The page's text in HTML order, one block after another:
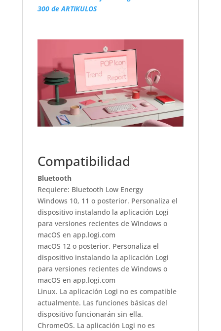
300 de ARTIKULOS
Compatibilidad
Bluetooth
Requiere: Bluetooth Low Energy
Windows 10, 11 o posterior. Personaliza el
dispositivo instalando la aplicación Logi
para versiones recientes de Windows o
macOS en app.logi.com
macOS 12 o posterior. Personaliza el
dispositivo instalando la aplicación Logi
para versiones recientes de Windows o
macOS en app.logi.com
Linux. La aplicación Logi no es compatible
actualmente. Las funciones básicas del
dispositivo funcionarán sin ella.
ChromeOS. La aplicación Logi no es